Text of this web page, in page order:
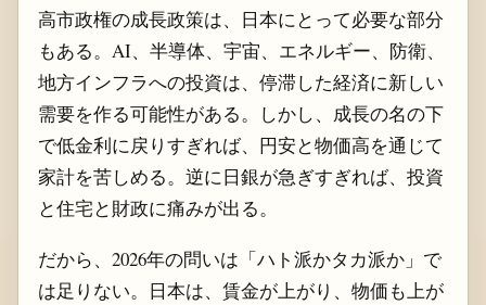
高市政権の成長政策は、日本にとって必要な部分
もある。AI、半導体、宇宙、エネルギー、防衛、
地方インフラへの投資は、停滞した経済に新しい
需要を作る可能性がある。しかし、成長の名の下
で低金利に戻りすぎれば、円安と物価高を通じて
家計を苦しめる。逆に日銀が急ぎすぎれば、投資
と住宅と財政に痛みが出る。
だから、2026年の問いは「ハト派かタカ派か」で
は足りない。日本は、賃金が上がり、物価も上が